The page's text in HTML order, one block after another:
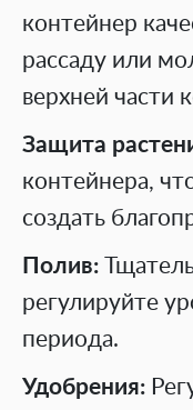
контейнер
рассаду или
верхней части
Защита
контейнера,
создать
Полив:
регулируйте
периода.
Удобрения: